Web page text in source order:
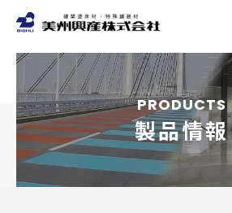
PRODUCTS
製品情報